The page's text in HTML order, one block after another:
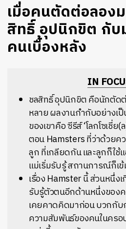
เมื่อคนตัดต่อลอง
สิทธิ์ อุปนิกขิต กับ
คนเบื้องหลัง
IN
ชลสิทธิ์ อุปนิกขิต คือนักตัด
หลายผลงานกำกับอย่างเ
ของเขาคือ ซีรีส์ ‘โลกโซเชี่ย
ตอน Hamsters ที่ว่าด้วยค
ลูก ที่เกลียดกัน และลูกก็ใช้
แม่เริ่มรับรู้ สถานการณ์ก็เ
เรื่อง Hamster นี้ ส่วนหนึ่ง
รับรู้ตัวตนอีกด้านหนึ่งของ
เคยคาดคิดมาก่อน บวกกับ
ความสัมพันธ์ของคนในครอ